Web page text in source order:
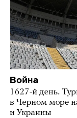
Война
1627-й день.
в Черном море
и Украины